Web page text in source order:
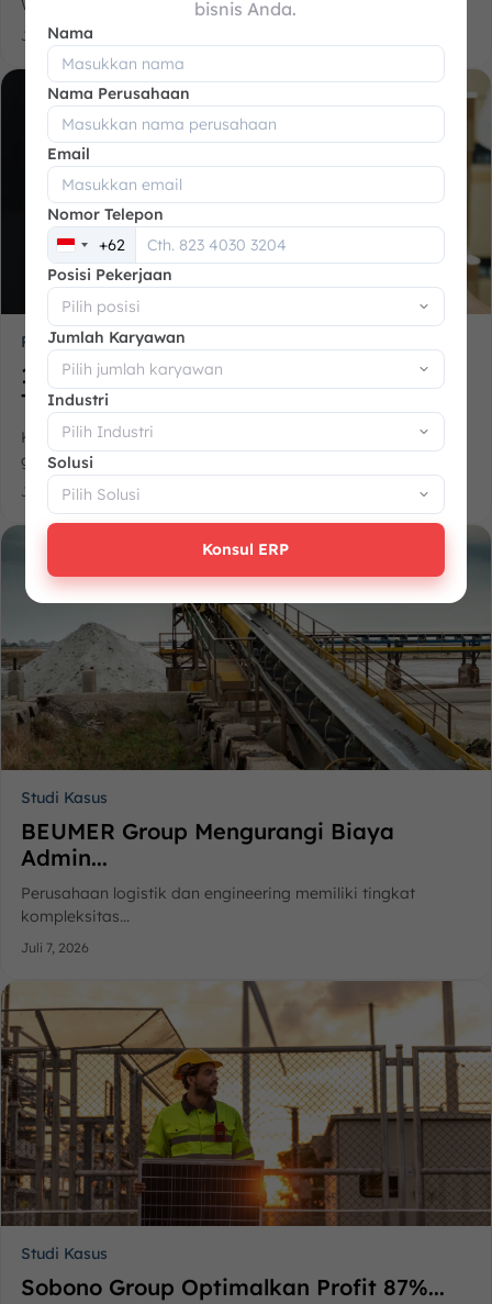
WhatsApp,...
Juli 14, 2026
Rekomendasi
10 Rekomendasi Barcode Asset
Tracking...
Kurangnya visibilitas inventaris sering membuat tim
gudang...
Juli 9, 2026
Studi Kasus
BEUMER Group Mengurangi Biaya
Admin...
Perusahaan logistik dan engineering memiliki tingkat
kompleksitas...
Juli 7, 2026
Studi Kasus
Sobono Group Optimalkan Profit 87%...
bisnis Anda.
Nama
Nama Perusahaan
Email
Nomor Telepon
Indonesia
+62
+62
Posisi Pekerjaan
Jumlah Karyawan
Industri
Solusi
Konsul ERP